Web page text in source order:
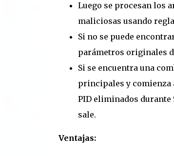
Luego se procesan los
maliciosas usando
Si no se puede
parámetros originales
Si se encuentra una
principales y comienza
PID eliminados durante
sale.
Ventajas: